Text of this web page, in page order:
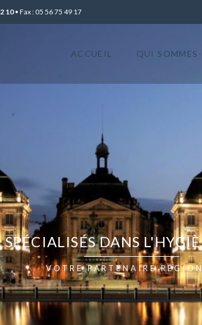
10• Fax : 05 56 75 49 17
ACCUEIL QUI
DANS
VOTRE PARTENAIRE